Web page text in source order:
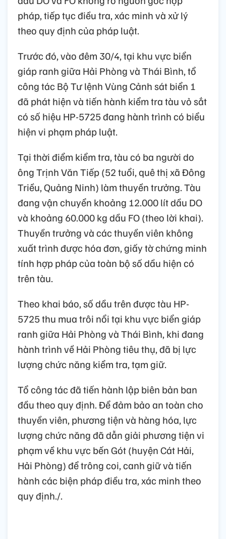
pháp, tiếp tục điều tra, xác minh và xử lý
theo quy định của pháp luật.
Trước đó, vào đêm 30/4, tại khu vực biển
giáp ranh giữa Hải Phòng và Thái Bình, tổ
công tác Bộ Tư lệnh Vùng Cảnh sát biển 1
đã phát hiện và tiến hành kiểm tra tàu vỏ sắt
có số hiệu HP-5725 đang hành trình có biểu
hiện vi phạm pháp luật.
Tại thời điểm kiểm tra, tàu có ba người do
ông Trịnh Văn Tiếp (52 tuổi, quê thị xã Đông
Triều, Quảng Ninh) làm thuyền trưởng. Tàu
đang vận chuyển khoảng 12.000 lít dầu DO
và khoảng 60.000 kg dầu FO (theo lời khai).
Thuyền trưởng và các thuyền viên không
xuất trình được hóa đơn, giấy tờ chứng minh
tính hợp pháp của toàn bộ số dầu hiện có
trên tàu.
Theo khai báo, số dầu trên được tàu HP-
5725 thu mua trôi nổi tại khu vực biển giáp
ranh giữa Hải Phòng và Thái Bình, khi đang
hành trình về Hải Phòng tiêu thụ, đã bị lực
lượng chức năng kiểm tra, tạm giữ.
Tổ công tác đã tiến hành lập biên bản ban
đầu theo quy định. Để đảm bảo an toàn cho
thuyền viên, phương tiện và hàng hóa, lực
lượng chức năng đã dẫn giải phương tiện vi
phạm về khu vực bến Gót (huyện Cát Hải,
Hải Phòng) để trông coi, canh giữ và tiến
hành các biện pháp điều tra, xác minh theo
quy định./.